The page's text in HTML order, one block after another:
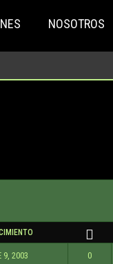
NOSOTROS
9, 2003 0